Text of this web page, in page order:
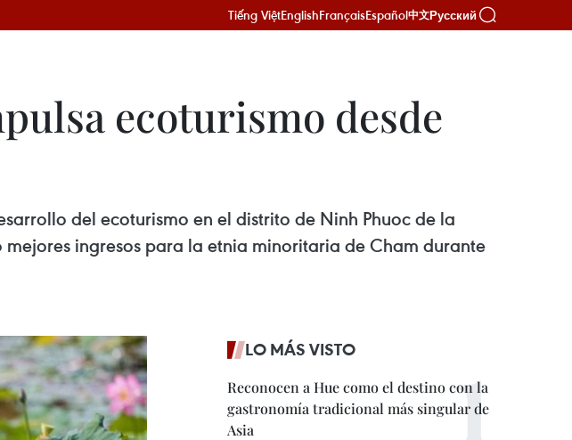
Tiếng ViệtEnglishFrançaisEspañol中文Русский
ecoturismo desde
del ecoturismo en el distrito de Ninh Phuoc de la
ingresos para la etnia minoritaria de Cham durante
LO MÁS VISTO
Reconocen a Hue como el destino con la
gastronomía tradicional más singular de
Asia